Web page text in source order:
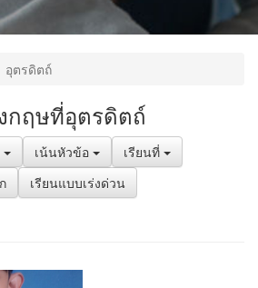
อุตรดิตถ์
กฤษที่อุตรดิตถ์
เน้นหัวข้อ
เรียนที่
เรียนแบบเร่งด่วน